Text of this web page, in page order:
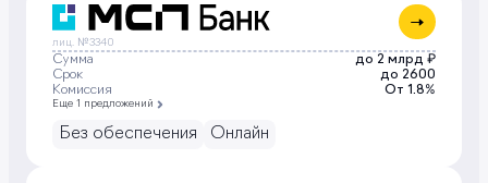
лиц. №3340
Сумма
до 2 млрд ₽
Срок
до 2600
Комиссия
От 1.8%
Еще 1 предложений
Без обеспечения Онлайн